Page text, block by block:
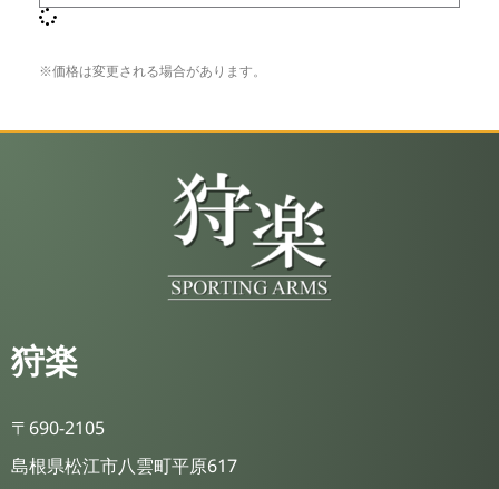
※価格は変更される場合があります。
狩楽
〒690-2105
島根県松江市八雲町平原617